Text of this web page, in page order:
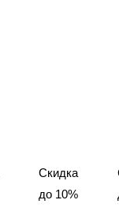
Скидка
до 10%